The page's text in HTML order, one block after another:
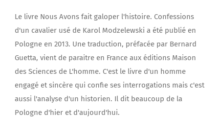
Le livre Nous Avons fait galoper l'histoire. Confessions
d'un cavalier usé de Karol Modzelewski a été publié en
Pologne en 2013. Une traduction, préfacée par Bernard
Guetta, vient de paraitre en France aux éditions Maison
des Sciences de L'homme. C'est le livre d'un homme
engagé et sincère qui confie ses interrogations mais c'est
aussi l'analyse d'un historien. Il dit beaucoup de la
Pologne d'hier et d'aujourd'hui.